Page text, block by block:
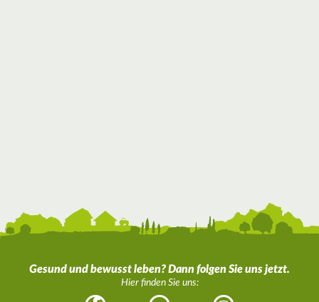
Gesund und bewusst leben? Dann folgen Sie uns jetzt.
Hier finden Sie uns: